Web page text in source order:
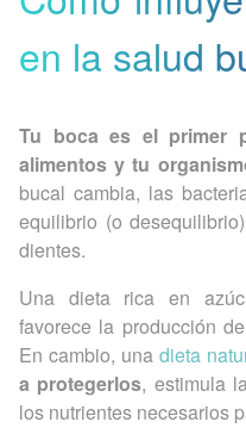
en la salud
Tu boca es el primer
alimentos y tu
bucal cambia, las
equilibrio (o
dientes.
Una dieta rica en
favorece la producción
En cambio, una dieta
a protegerlos, estimula
los nutrientes necesarios